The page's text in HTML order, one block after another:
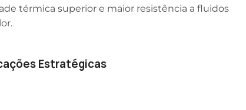
térmica superior e maior resistência a fluidos
Estratégicas